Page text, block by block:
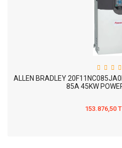
ALLEN BRADLEY
85A 45KW
153.876,50